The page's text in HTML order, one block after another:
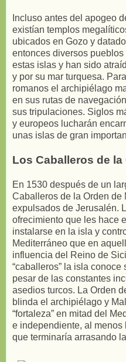
Incluso antes del apogeo
existían templos
ubicados en Gozo y
entonces diversos
estas islas y han sido
y por su mar turquesa.
romanos el archipiélago
en sus rutas de
sus tripulaciones. Siglos
y europeos lucharán
unas islas de gran
Los Caballeros de la
En 1530 después de un
Caballeros de la Orden de
expulsados de Jerusalén.
ofrecimiento que les hace
instalarse en la isla y
Mediterráneo que en
influencia del Reino de
“caballeros” la isla
pesar de las constantes
asedios turcos. La Orden
blinda el archipiélago y
“fortaleza” en mitad del
e independiente, al
que terminaría arrasando